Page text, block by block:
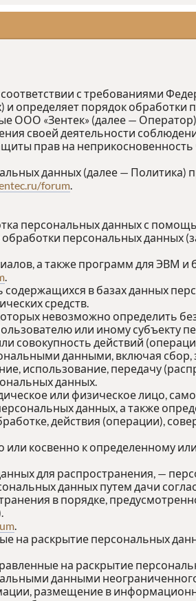
с требованиями
определяет порядок
ООО «Зентек» (далее —
своей деятельности
прав на
данных (далее — Политика)
forum.
персональных данных с
персональных данных
а также программ для ЭВМ
.
в базах данных
средств.
невозможно определить
или иному субъекту
совокупность действий
данными, включая
использование, передачу
данных.
или физическое лицо,
данных, а также
действия (операции),
косвенно к определенному
для распространения, —
данных путем дачи
в порядке,
.
на раскрытие персональных
на раскрытие
данными
размещение в